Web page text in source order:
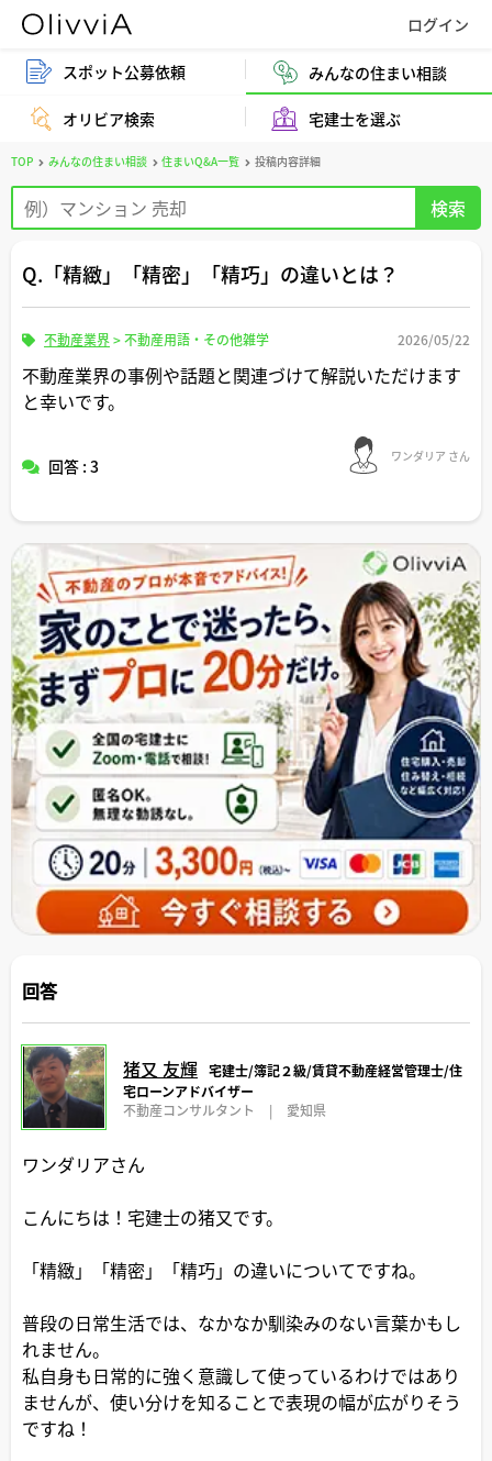
スポット公募依頼 みんなの住まい相談
オリビア検索 宅建士を選ぶ
TOP みんなの住まい相談 住まいQ&A一覧 投稿内容詳細
Q.「精緻」「精密」「精巧」の違いとは？
不動産業界>不動産用語・その他雑学 2026/05/22
不動産業界の事例や話題と関連づけて解説いただけます
と幸いです。
回答 : 3 ワンダリア さん
回答
猪又 友輝 宅建士/簿記２級/賃貸不動産経営管理士/住
宅ローンアドバイザー
不動産コンサルタント
| 愛知県
ワンダリアさん
こんにちは！宅建士の猪又です。
「精緻」「精密」「精巧」の違いについてですね。
普段の日常生活では、なかなか馴染みのない言葉かもし
れません。
私自身も日常的に強く意識して使っているわけではあり
ませんが、使い分けを知ることで表現の幅が広がりそう
ですね！